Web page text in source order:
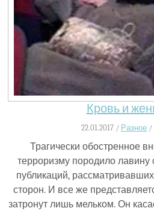
Кровь и
22.01.2017 / Разное /
Трагически обостренное
терроризму породило
публикаций,
сторон. И все же
затронут лишь мельком. Он